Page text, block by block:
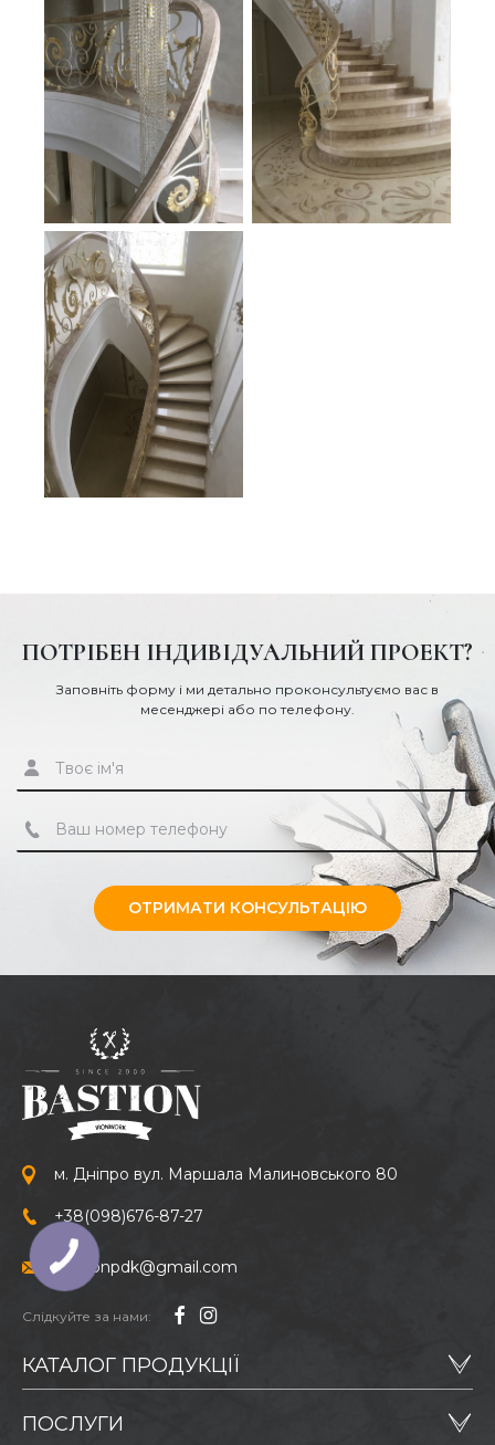
ПОТРІБЕН ІНДИВІДУАЛЬНИЙ ПРОЕКТ?
Заповніть форму і ми детально проконсультуємо вас в
месенджері або по телефону.
ОТРИМАТИ КОНСУЛЬТАЦІЮ
м. Дніпро вул. Маршала Малиновського 80
+38(098)676-87-27
bastionpdk@gmail.com
Слідкуйте за нами:
КАТАЛОГ ПРОДУКЦІЇ
ПОСЛУГИ